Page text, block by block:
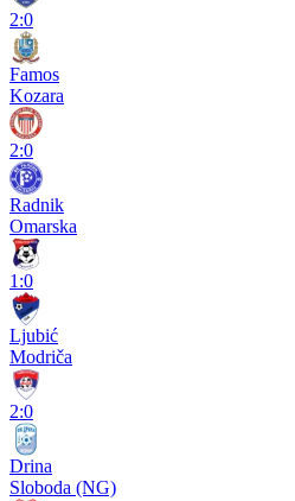
2:0
Famos
Kozara
2:0
Radnik
Omarska
1:0
Ljubić
Modriča
2:0
Drina
Sloboda (NG)